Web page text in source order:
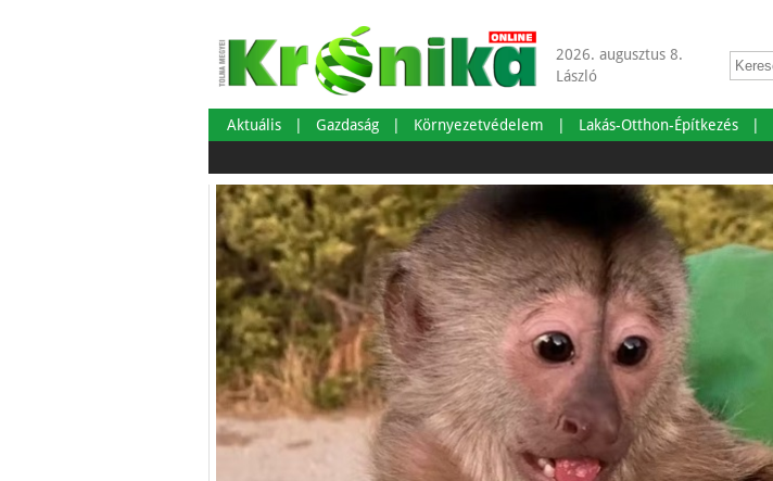
2026. augusztus 8.
László
Aktuális Gazdaság Környezetvédelem Lakás-Otthon-Építkezés